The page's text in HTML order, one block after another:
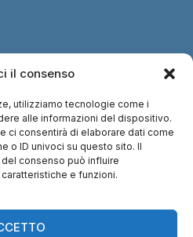
il consenso
utilizziamo tecnologie come i
alle informazioni del dispositivo.
ci consentirà di elaborare dati come
o ID univoci su questo sito. Il
consenso può influire
e funzioni.
ANCHE SU: